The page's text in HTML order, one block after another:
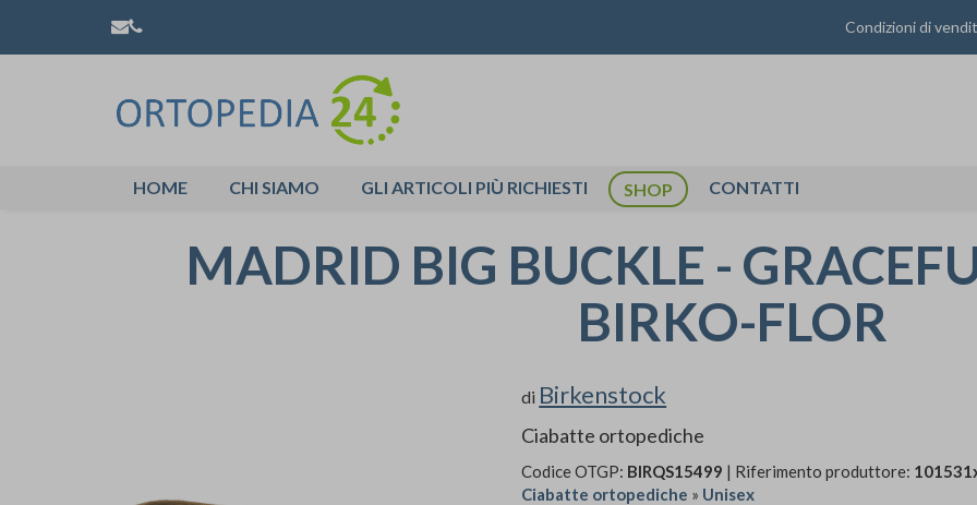
Condizioni di
HOME CHI SIAMO GLI ARTICOLI PIÙ RICHIESTI SHOP CONTATTI
MADRID BIG BUCKLE -
BIRKO-FLOR
di Birkenstock
Ciabatte ortopediche
Codice OTGP: BIRQS15499 | Riferimento produttore:
Ciabatte ortopediche » Unisex